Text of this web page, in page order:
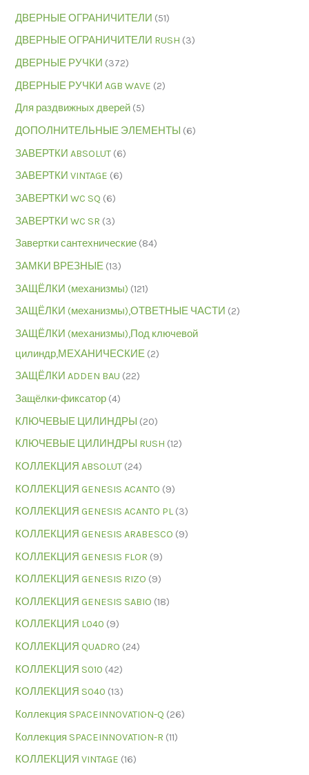
ДВЕРНЫЕ ОГРАНИЧИТЕЛИ (51)
ДВЕРНЫЕ ОГРАНИЧИТЕЛИ RUSH (3)
ДВЕРНЫЕ РУЧКИ (372)
ДВЕРНЫЕ РУЧКИ AGB WAVE (2)
Для раздвижных дверей (5)
ДОПОЛНИТЕЛЬНЫЕ ЭЛЕМЕНТЫ (6)
ЗАВЕРТКИ ABSOLUT (6)
ЗАВЕРТКИ VINTAGE (6)
ЗАВЕРТКИ WC SQ (6)
ЗАВЕРТКИ WC SR (3)
Завертки сантехнические (84)
ЗАМКИ ВРЕЗНЫЕ (13)
ЗАЩЁЛКИ (механизмы) (121)
ЗАЩЁЛКИ (механизмы),ОТВЕТНЫЕ ЧАСТИ (2)
ЗАЩЁЛКИ (механизмы),Под ключевой
цилиндр,МЕХАНИЧЕСКИЕ (2)
ЗАЩЁЛКИ ADDEN BAU (22)
Защёлки-фиксатор (4)
КЛЮЧЕВЫЕ ЦИЛИНДРЫ (20)
КЛЮЧЕВЫЕ ЦИЛИНДРЫ RUSH (12)
КОЛЛЕКЦИЯ ABSOLUT (24)
КОЛЛЕКЦИЯ GENESIS ACANTO (9)
КОЛЛЕКЦИЯ GENESIS ACANTO PL (3)
КОЛЛЕКЦИЯ GENESIS ARABESCO (9)
КОЛЛЕКЦИЯ GENESIS FLOR (9)
КОЛЛЕКЦИЯ GENESIS RIZO (9)
КОЛЛЕКЦИЯ GENESIS SABIO (18)
КОЛЛЕКЦИЯ L040 (9)
КОЛЛЕКЦИЯ QUADRO (24)
КОЛЛЕКЦИЯ S010 (42)
КОЛЛЕКЦИЯ S040 (13)
Коллекция SPACEINNOVATION-Q (26)
Коллекция SPACEINNOVATION-R (11)
КОЛЛЕКЦИЯ VINTAGE (16)